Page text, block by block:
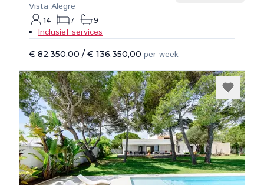
Vista Alegre
14
7
9
Inclusief services
€ 82.350,00 / € 136.350,00 per week